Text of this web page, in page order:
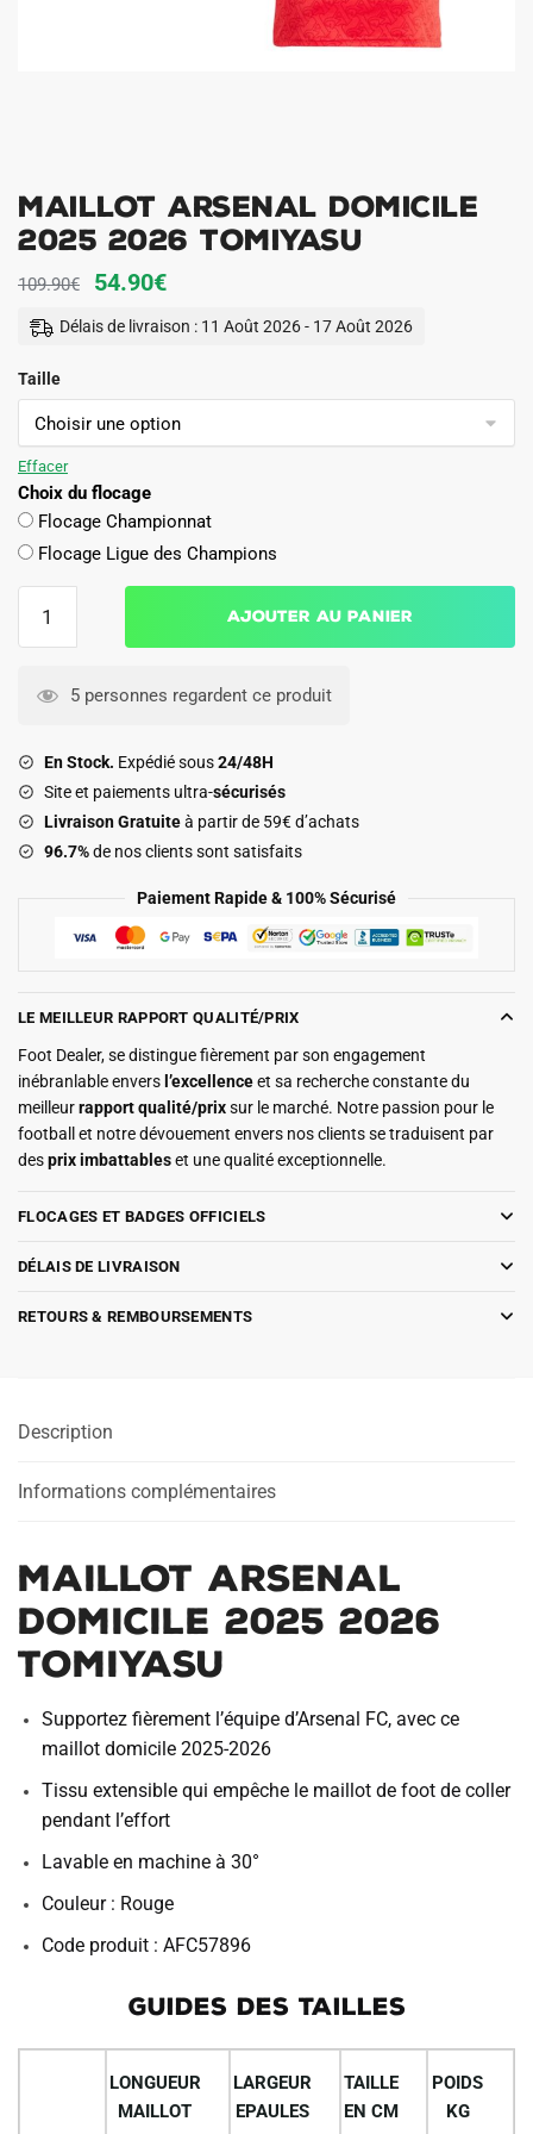
Maillot Arsenal Domicile
2025 2026 Tomiyasu
109.90€
Le
prix
109.90€.
54.90€Le
54.90€.
Délais de livraison : 11 Août 2026 - 17 Août 2026
Taille
Effacer
Choix du flocage
Flocage Championnat
Flocage Ligue des Champions
Arsenal
2026
Tomiyasu
Ajouter au panier
5 personnes regardent ce produit
En Stock. Expédié sous24/48H
Site et paiements ultra-sécurisés
Livraison Gratuiteà partir de 59€ d’achats
96.7%de nos clients sont satisfaits
Paiement Rapide & 100% Sécurisé
LE MEILLEUR RAPPORT QUALITÉ/PRIX
Foot Dealer, se distingue fièrement par son engagement
inébranlable envers l’excellenceet sa recherche constante du
meilleurrapport qualité/prixsur le marché. Notre passion pour le
football et notre dévouement envers nos clients se traduisent par
desprix imbattableset une qualité exceptionnelle.
FLOCAGES ET BADGES OFFICIELS
DÉLAIS DE LIVRAISON
RETOURS & REMBOURSEMENTS
Description
Informations complémentaires
Maillot Arsenal
Domicile 2025 2026
Tomiyasu
Supportez fièrement l’équipe d’Arsenal FC, avec ce
maillot domicile 2025-2026
Tissu extensible qui empêche le maillot de foot de coller
pendant l’effort
Lavable en machine à 30°
Couleur : Rouge
Code produit : AFC57896
GUIDES DES TAILLES
LONGUEUR
MAILLOT
LARGEUR
EPAULES
TAILLE
EN CM
POIDS
KG